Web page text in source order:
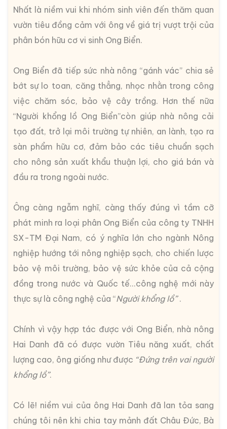
Nhất là niềm vui khi nhóm sinh viên đến thăm quan
vườn tiêu đồng cảm với ông về giá trị vượt trội của
phân bón hữu cơ vi sinh Ong Biển.
Ong Biển đã tiếp sức nhà nông “gánh vác” chia sẻ
bớt sự lo toan, căng thẳng, nhọc nhằn trong công
việc chăm sóc, bảo vệ cây trồng. Hơn thế nữa
“Người khổng lồ Ong Biển”còn giúp nhà nông cải
tạo đất, trở lại môi trường tự nhiên, an lành, tạo ra
sàn phẩm hữu cơ, đảm bảo các tiêu chuẩn sạch
cho nông sản xuất khẩu thuận lợi, cho giá bán và
đầu ra trong ngoài nước.
Ông càng ngẫm nghĩ, càng thấy đúng vì tầm cỡ
phát minh ra loại phân Ong Biển của công ty TNHH
SX-TM Đại Nam, có ý nghĩa lớn cho ngành Nông
nghiệp hướng tới nông nghiệp sạch, cho chiến lược
bảo vệ môi trường, bảo vệ sức khỏe của cả cộng
đồng trong nước và Quốc tế...công nghệ mới này
thực sự là công nghệ của “Người khổng lồ”.
Chính vì vậy hợp tác được với Ong Biển, nhà nông
Hai Danh đã có được vườn Tiêu năng xuất, chất
lượng cao, ông giống như được “Đứng trên vai người
khổng lồ”.
Có lẽ! niềm vui của ông Hai Danh đã lan tỏa sang
chúng tôi nên khi chia tay mảnh đất Châu Đức, Bà